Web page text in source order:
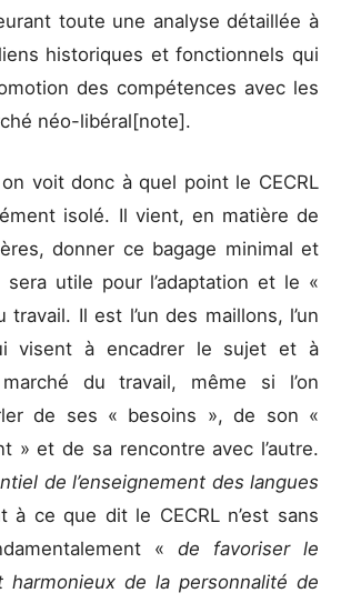
toute une analyse détaillée à
historiques et fonctionnels qui
des compétences avec les
néo-libéral[note].
voit donc à quel point le CECRL
isolé. Il vient, en matière de
donner ce bagage minimal et
utile pour l’adaptation et le «
travail. Il est l’un des maillons, l’un
visent à encadrer le sujet et à
marché du travail, même si l’on
de ses « besoins », de son «
» et de sa rencontre avec l’autre.
de l’enseignement des langues
à ce que dit le CECRL n’est sans
« de favoriser le
harmonieux de la personnalité de